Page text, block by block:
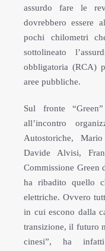
assurdo fare le
dovrebbero essere
pochi chilometri
sottolineato
obbligatoria (RCA)
aree pubbliche.
Sul fronte
all’incontro
Autostoriche,
Davide Alvisi,
Commissione Green
ha ribadito quello
elettriche. Ovvero
in cui escono dalla
transizione, il futuro
cinesi”, ha